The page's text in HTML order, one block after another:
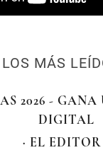
LOS MÁS
2026 -
DIGITAL
· EL EDITOR